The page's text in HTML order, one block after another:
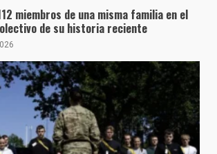
miembros de una misma familia en el
de su historia reciente